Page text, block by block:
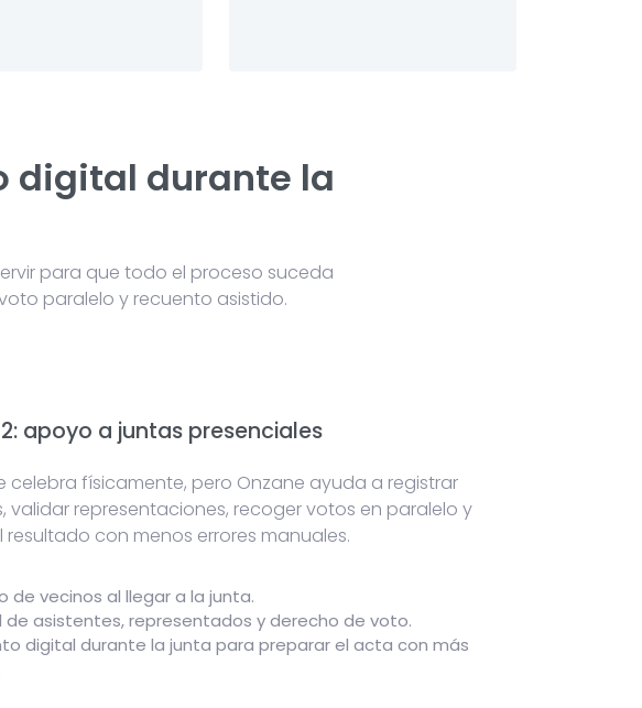
digital durante la
para que todo el proceso suceda
paralelo y recuento asistido.
apoyo a juntas presenciales
celebra físicamente, pero Onzane ayuda a registrar
validar representaciones, recoger votos en paralelo y
resultado con menos errores manuales.
de vecinos al llegar a la junta.
de asistentes, representados y derecho de voto.
digital durante la junta para preparar el acta con más